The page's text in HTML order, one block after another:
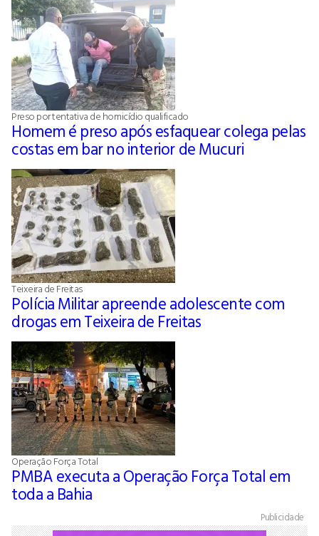
Preso por tentativa de homicídio qualificado
Homem é preso após esfaquear colega pelas
costas em bar no interior de Mucuri
Teixeira de Freitas
Polícia Militar apreende adolescente com
drogas em Teixeira de Freitas
Operação Força Total
PMBA executa a Operação Força Total em
toda a Bahia
Publicidade